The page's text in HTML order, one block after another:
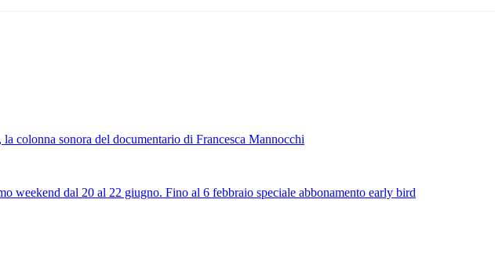
colonna sonora del documentario di Francesca Mannocchi
weekend dal 20 al 22 giugno. Fino al 6 febbraio speciale abbonamento early bird